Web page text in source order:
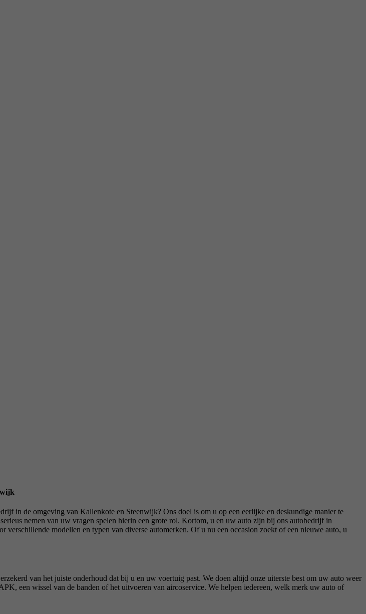
in de omgeving van Kallenkote en Steenwijk? Ons doel is om u op een eerlijke en deskundige manier te
nemen van uw vragen spelen hierin een grote rol. Kortom, u en uw auto zijn bij ons autobedrijf in
modellen en typen van diverse automerken. Of u nu een occasion zoekt of een nieuwe auto, u
van het juiste onderhoud dat bij u en uw voertuig past. We doen altijd onze uiterste best om uw auto weer
een wissel van de banden of het uitvoeren van aircoservice. We helpen iedereen, welk merk uw auto of